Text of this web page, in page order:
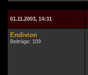
01.11.2003, 14:31
Endivion
Beiträge: 109